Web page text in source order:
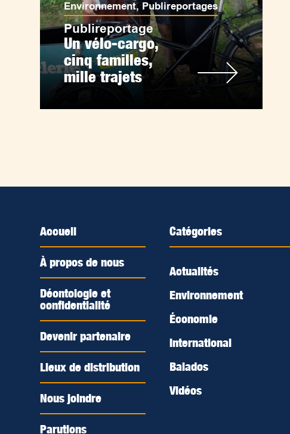
Environnement,Publireportages
Publireportage
Un vélo-cargo,
cinq familles,
mille trajets
Accueil
À propos de nous
Déontologie et
confidentialité
Devenir partenaire
Lieux de distribution
Nous joindre
Parutions
Catégories
Actualités
Environnement
Économie
International
Balados
Vidéos